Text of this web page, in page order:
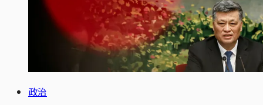
政治